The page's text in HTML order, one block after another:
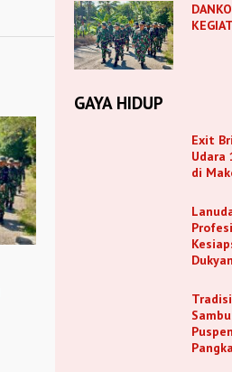
GAYA HIDUP
Exit
Udara
di